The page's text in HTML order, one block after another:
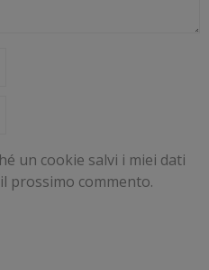
un cookie salvi i miei dati
prossimo commento.